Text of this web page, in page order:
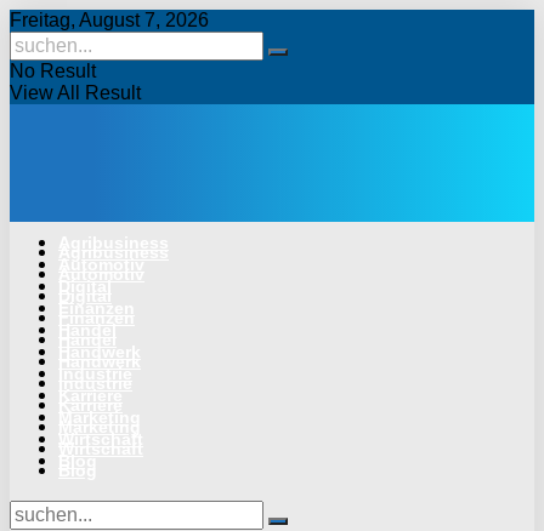
Freitag, August 7, 2026
No Result
View All Result